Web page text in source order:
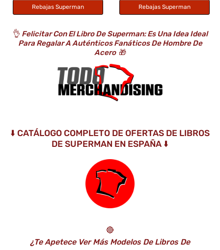
Rebajas Superman Rebajas Superman
👌 Felicitar Con El Libro De Superman: Es Una Idea Ideal
Para Regalar A Auténticos Fanáticos De Hombre De
Acero 🎁
⬇️ CATÁLOGO COMPLETO DE OFERTAS DE LIBROS
DE SUPERMAN EN ESPAÑA ⬇️
🔴
¿Te Apetece Ver Más Modelos De Libros De